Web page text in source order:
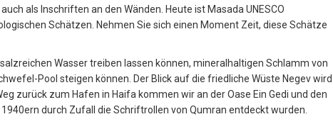
als Inschriften an den Wänden. Heute ist Masada UNESCO
Schätzen. Nehmen Sie sich einen Moment Zeit, diese Schätze
Wasser treiben lassen können, mineralhaltigen Schlamm von
Pool steigen können. Der Blick auf die friedliche Wüste Negev wird
zurück zum Hafen in Haifa kommen wir an der Oase Ein Gedi und den
durch Zufall die Schriftrollen von Qumran entdeckt wurden.